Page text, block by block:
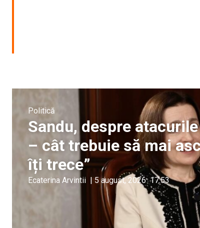
Politică
Sandu, despre
– cât trebuie să mai
îți trece”
Ecaterina Arvintii | 5 august, 2026 17:53